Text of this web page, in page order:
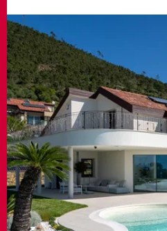
KONTAKTE
MATCH APP
SUCHEN
RESERVIERTER BEREICH